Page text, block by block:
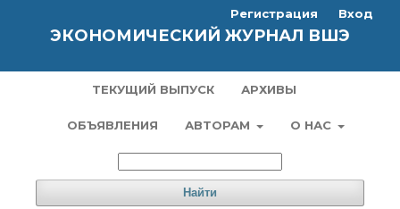
ЭКОНОМИЧЕСКИЙ ЖУРНАЛ ВШЭ
ТЕКУЩИЙ ВЫПУСК АРХИВЫ
ОБЪЯВЛЕНИЯ АВТОРАМ О НАС
Найти
Регистрация Вход